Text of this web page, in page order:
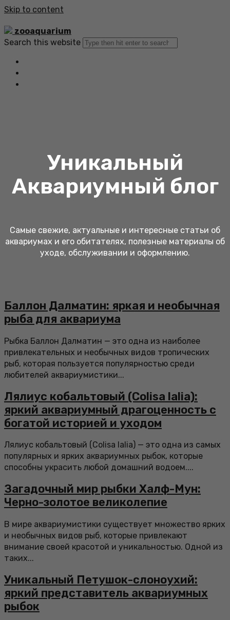
Skip to content
zooaquarium
Search this website
Уникальный
Аквариумный блог
Самые свежие, актуальные и интересные статьи об
аквариумах и его обитателях, полезные материалы об
уходе, обслуживании и оформлению.
Баллон Далматин: яркая и необычная
рыба для аквариума
Рыбка Баллон Далматин — это одна из наиболее
привлекательных и необычных видов тропических
рыб, которая пользуется популярностью среди
любителей аквариумистики...
Лялиус кобальтовый (Colisa lalia):
яркий аквариумный драгоценность с
богатой историей и уходом
Лялиус кобальтовый (Colisa lalia) — это одна из самых
популярных и ярких аквариумных рыбок, которые
способны украсить любой домашний водоем....
Загадочный мир рыбки Халф-Мун:
Черно-золотое великолепие
В мире аквариумистики существует множество ярких
и необычных видов рыб, которые привлекают
внимание своей красотой и уникальностью. Одной из
таких...
Уникальный Петушок-слоноухий:
яркий представитель аквариумных
рыбок